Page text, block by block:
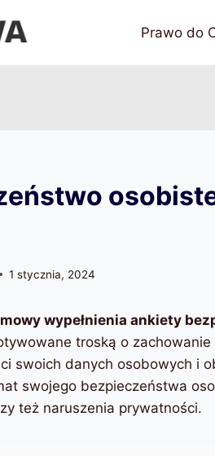
Prawo do
1 stycznia, 2024
wypełnienia ankiety
troską o
swoich danych osobowych i
swojego bezpieczeństwa
też naruszenia prywatności.